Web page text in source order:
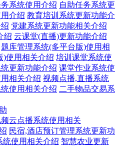
系统使用介绍 自助任务系统更
介绍 教育培训系统更新功能介
党建系统更新功能相关介绍
绍 云课堂(直播)更新功能介绍
题库管理系统(多平台版)使用相
)使用相关介绍 培训课堂系统使
更新功能介绍 课堂作业系统使
相关介绍 视频点播,直播系统
使用相关介绍 二手物品交易系
云点播系统使用相关
民宿,酒店预订管理系统更新功
统使用相关介绍 智慧农业更新